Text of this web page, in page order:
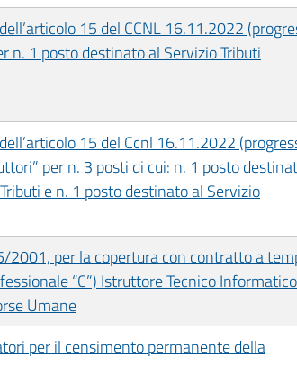
15 del CCNL 16.11.2022
n. 1 posto destinato al Servizio Tributi
15 del Ccnl 16.11.2022
per n. 3 posti di cui: n. 1 posto
e n. 1 posto destinato al Servizio
per la copertura con contratto a
“C”) Istruttore Tecnico
Umane
per il censimento permanente della